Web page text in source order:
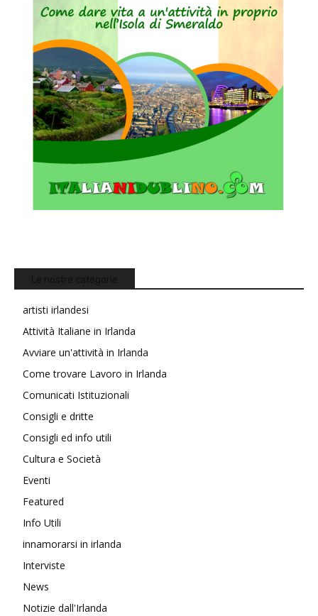
artisti irlandesi
Attività Italiane in Irlanda
Avviare un'attività in Irlanda
Come trovare Lavoro in Irlanda
Comunicati Istituzionali
Consigli e dritte
Consigli ed info utili
Cultura e Società
Eventi
Featured
Info Utili
innamorarsi in irlanda
Interviste
News
Notizie dall'Irlanda